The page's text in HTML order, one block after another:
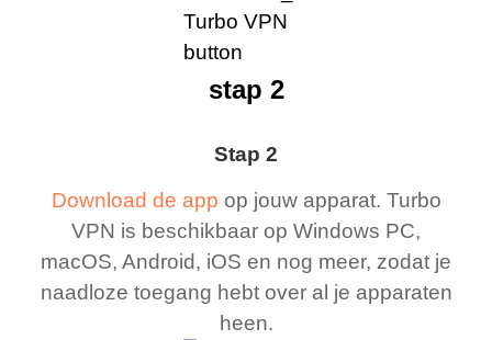
Stap 2
Download de app op jouw apparat. Turbo
VPN is beschikbaar op Windows PC,
macOS, Android, iOS en nog meer, zodat je
naadloze toegang hebt over al je apparaten
heen.
stap 2